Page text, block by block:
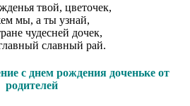
твой, цветочек,
мы, а ты узнай,
чудесней дочек,
славный рай.
с днем рождения доченьке от
родителей